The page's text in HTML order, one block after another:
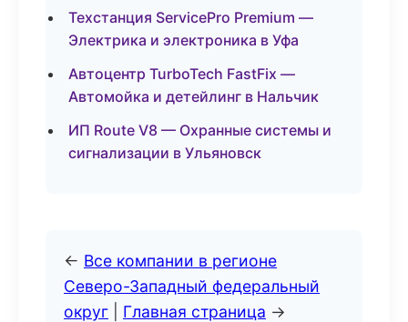
Техстанция ServicePro Premium —
Электрика и электроника в Уфа
Автоцентр TurboTech FastFix —
Автомойка и детейлинг в Нальчик
ИП Route V8 — Охранные системы и
сигнализации в Ульяновск
← Все компании в регионе
Северо-Западный федеральный
округ
Главная страница →